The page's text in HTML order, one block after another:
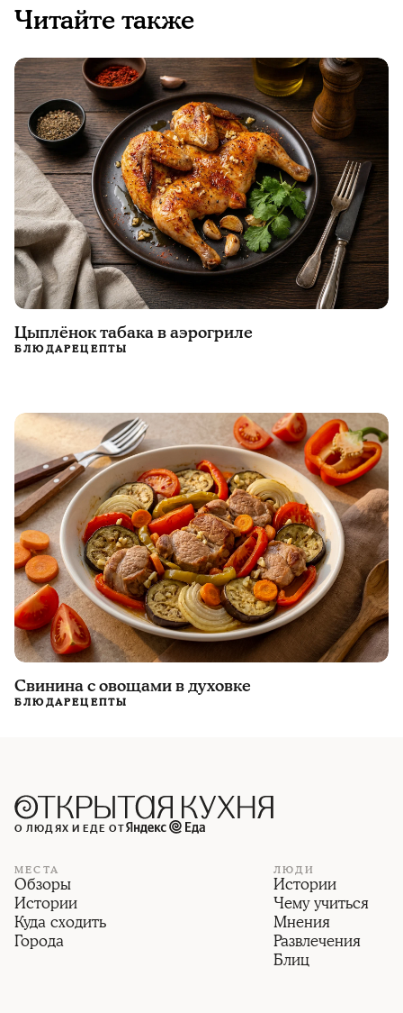
Читайте также
Цыплёнок табака в аэрогриле
БЛЮДАРЕЦЕПТЫ
Свинина с овощами в духовке
БЛЮДАРЕЦЕПТЫ
О ЛЮДЯХ И ЕДЕ ОТ
МЕСТА
Обзоры
Истории
Куда сходить
Города
ЛЮДИ
Истории
Чему учиться
Мнения
Развлечения
Блиц